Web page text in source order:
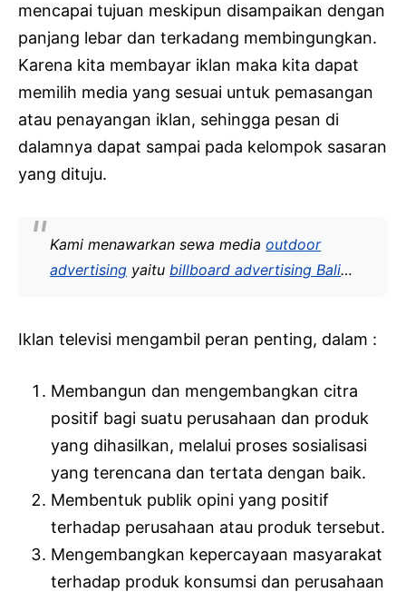
mencapai tujuan meskipun disampaikan dengan
panjang lebar dan terkadang membingungkan.
Karena kita membayar iklan maka kita dapat
memilih media yang sesuai untuk pemasangan
atau penayangan iklan, sehingga pesan di
dalamnya dapat sampai pada kelompok sasaran
yang dituju.
Kami menawarkan sewa mediaoutdoor
advertising yaitubillboard advertising Bali…
Iklan televisi mengambil peran penting, dalam :
Membangun dan mengembangkan citra
positif bagi suatu perusahaan dan produk
yang dihasilkan, melalui proses sosialisasi
yang terencana dan tertata dengan baik.
Membentuk publik opini yang positif
terhadap perusahaan atau produk tersebut.
Mengembangkan kepercayaan masyarakat
terhadap produk konsumsi dan perusahaan